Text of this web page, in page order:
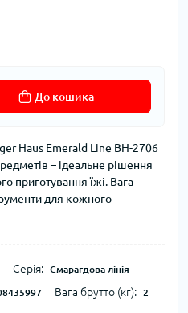
До кошика
Haus Emerald Line BH-2706
– ідеальне рішення
приготування їжі. Вага
для кожного
Серія: Смарагдова лінія
Вага брутто (кг): 2